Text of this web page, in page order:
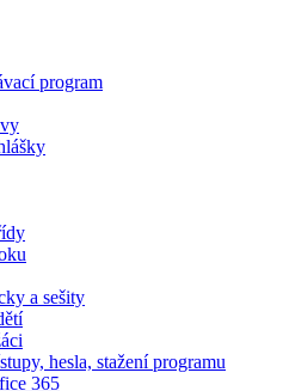
program
a sešity
hesla, stažení programu
365